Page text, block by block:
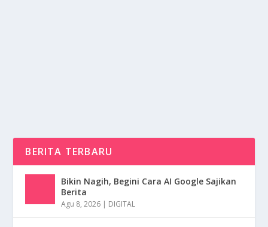
BERITA TERBARU
Bikin Nagih, Begini Cara AI Google Sajikan
Berita
Agu 8, 2026 | DIGITAL